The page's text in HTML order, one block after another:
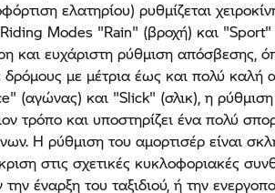
ελατηρίου) ρυθμίζεται
Modes "Rain" (βροχή) και "Sport"
και ευχάριστη ρύθμιση απόσβεσης,
δρόμους με μέτρια έως και πολύ
(αγώνας) και "Slick" (σλικ), η
τρόπο και υποστηρίζει ένα πολύ
Η ρύθμιση του αμορτισέρ είναι
στις σχετικές κυκλοφοριακές
την έναρξη του ταξιδιού, ή την